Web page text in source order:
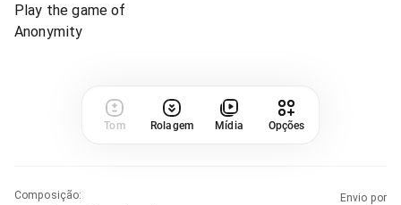
Play the game of
Anonymity
Tom Rolagem Mídia Opções
Composição:
Envio por